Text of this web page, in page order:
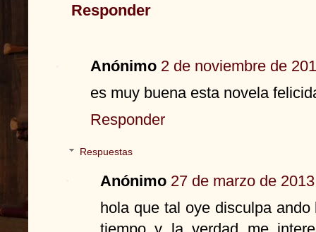
Responder
Anónimo 2 de noviembre de
es muy buena esta novela
Responder
Respuestas
Anónimo 27 de marzo de
hola que tal oye disculpa